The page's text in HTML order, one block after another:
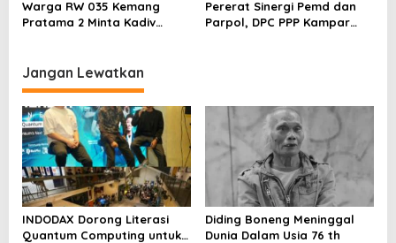
Metroterkini.id Desak Usut
Kasus Ini
Warga RW 035 Kemang
Pratama 2 Minta Kadiv
Metro Bekasi Kota
Pererat Sinergi Pemd dan
Parpol, DPC PPP Kampar
Jangan Lewatkan
INDODAX Dorong Literasi
Quantum Computing untuk
Diding Boneng Meninggal
Dunia Dalam Usia 76 th